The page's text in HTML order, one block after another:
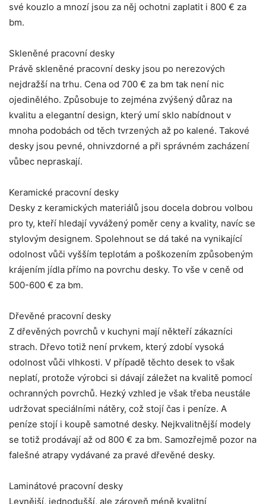
své kouzlo a mnozí jsou za něj ochotni zaplatit i 800 € za
bm.
Skleněné pracovní desky
Právě skleněné pracovní desky jsou po nerezových
nejdražší na trhu. Cena od 700 € za bm tak není nic
ojedinělého. Způsobuje to zejména zvýšený důraz na
kvalitu a elegantní design, který umí sklo nabídnout v
mnoha podobách od těch tvrzených až po kalené. Takové
desky jsou pevné, ohnivzdorné a při správném zacházení
vůbec nepraskají.
Keramické pracovní desky
Desky z keramických materiálů jsou docela dobrou volbou
pro ty, kteří hledají vyvážený poměr ceny a kvality, navíc se
stylovým designem. Spolehnout se dá také na vynikající
odolnost vůči vyšším teplotám a poškozením způsobeným
krájením jídla přímo na povrchu desky. To vše v ceně od
500-600 € za bm.
Dřevěné pracovní desky
Z dřevěných povrchů v kuchyni mají někteří zákazníci
strach. Dřevo totiž není prvkem, který zdobí vysoká
odolnost vůči vlhkosti. V případě těchto desek to však
neplatí, protože výrobci si dávají záležet na kvalitě pomocí
ochranných povrchů. Hezký vzhled je však třeba neustále
udržovat speciálními nátěry, což stojí čas i peníze. A
peníze stojí i koupě samotné desky. Nejkvalitnější modely
se totiž prodávají až od 800 € za bm. Samozřejmě pozor na
falešné atrapy vydávané za pravé dřevěné desky.
Laminátové pracovní desky
Levnější, jednodušší, ale zároveň méně kvalitní